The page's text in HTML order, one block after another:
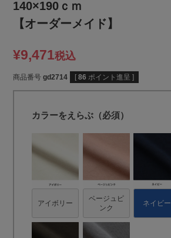
140×190ｃｍ
【オーダーメイド】
¥9,471税込
商品番号 gd2714 [ 86 ポイント進呈 ]
カラーをえらぶ（必須）
アイボリー
ベージュピ
ンク
ネイビー